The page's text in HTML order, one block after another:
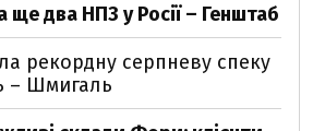
ще два НПЗ у Росії – Генштаб
рекордну серпневу спеку
– Шмигаль